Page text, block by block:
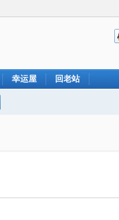
幸运屋 回老站